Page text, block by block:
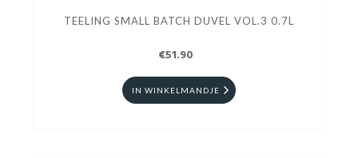
TEELING SMALL BATCH DUVEL VOL.3 0.7L
€51.90
IN WINKELMANDJE